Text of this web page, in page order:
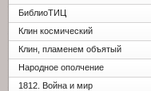
БиблиоТИЦ
Клин космический
Клин, пламенем объятый
Народное ополчение
1812. Война и мир